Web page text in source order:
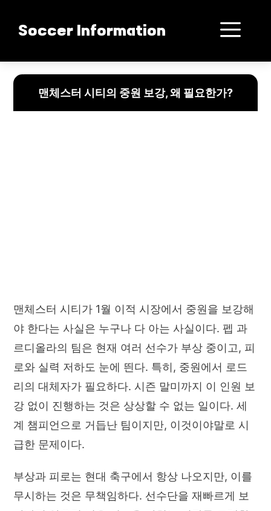
Soccer Information
메
뉴
맨체스터 시티의 중원 보강, 왜 필요한가?
맨체스터 시티가 1월 이적 시장에서 중원을 보강해
야 한다는 사실은 누구나 다 아는 사실이다. 펩 과
르디올라의 팀은 현재 여러 선수가 부상 중이고, 피
로와 실력 저하도 눈에 띈다. 특히, 중원에서 로드
리의 대체자가 필요하다. 시즌 말미까지 이 인원 보
강 없이 진행하는 것은 상상할 수 없는 일이다. 세
계 챔피언으로 거듭난 팀이지만, 이것이야말로 시
급한 문제이다.
부상과 피로는 현대 축구에서 항상 나오지만, 이를
무시하는 것은 무책임하다. 선수단을 재빠르게 보